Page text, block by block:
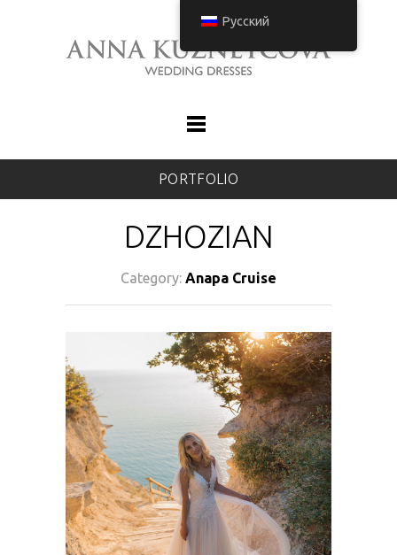
PORTFOLIO
DZHOZIAN
Category: Anapa Cruise
Русский